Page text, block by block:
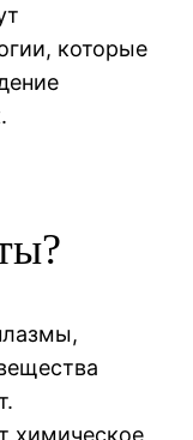
которые
химическое